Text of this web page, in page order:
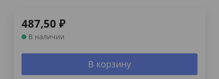
487,50 ₽
В наличии
В корзину